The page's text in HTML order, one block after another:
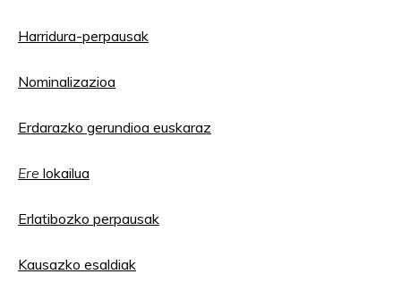
Harridura-perpausak
Nominalizazioa
Erdarazko gerundioa euskaraz
Ere lokailua
Erlatibozko perpausak
Kausazko esaldiak